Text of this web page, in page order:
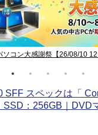
ソコン大感謝祭【26/08/10